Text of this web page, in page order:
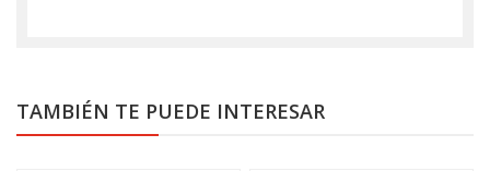
TAMBIÉN TE PUEDE INTERESAR